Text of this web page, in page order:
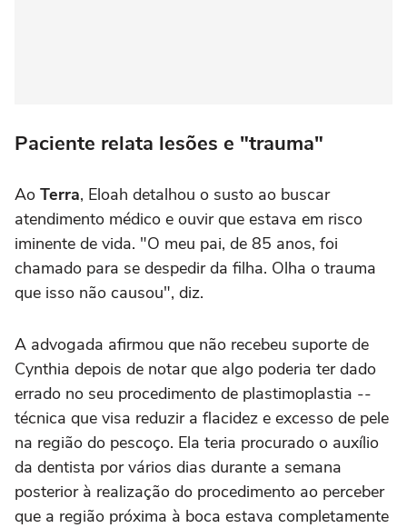
Paciente relata lesões e "trauma"
Ao Terra, Eloah detalhou o susto ao buscar
atendimento médico e ouvir que estava em risco
iminente de vida. "O meu pai, de 85 anos, foi
chamado para se despedir da filha. Olha o trauma
que isso não causou", diz.
A advogada afirmou que não recebeu suporte de
Cynthia depois de notar que algo poderia ter dado
errado no seu procedimento de plastimoplastia --
técnica que visa reduzir a flacidez e excesso de pele
na região do pescoço. Ela teria procurado o auxílio
da dentista por vários dias durante a semana
posterior à realização do procedimento ao perceber
que a região próxima à boca estava completamente